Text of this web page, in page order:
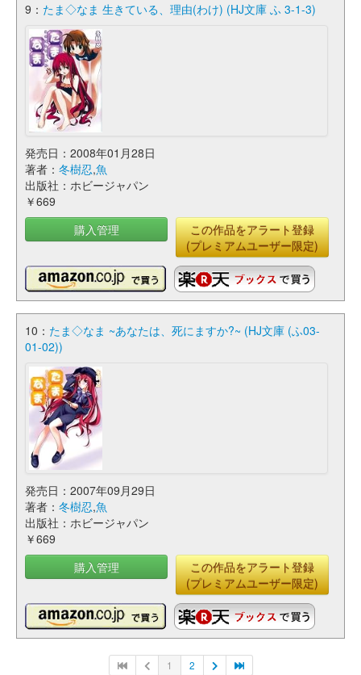
9： たま◇なま 生きている、理由(わけ) (HJ文庫 ふ 3-1-3)
発売日：2008年01月28日
著者： 冬樹忍,魚
出版社：ホビージャパン
￥669
購入管理
この作品をアラート登録
(プレミアムユーザー限定)
10： たま◇なま ~あなたは、死にますか?~ (HJ文庫 (ふ03-
01-02))
発売日：2007年09月29日
著者： 冬樹忍,魚
出版社：ホビージャパン
￥669
購入管理
この作品をアラート登録
(プレミアムユーザー限定)
1 2